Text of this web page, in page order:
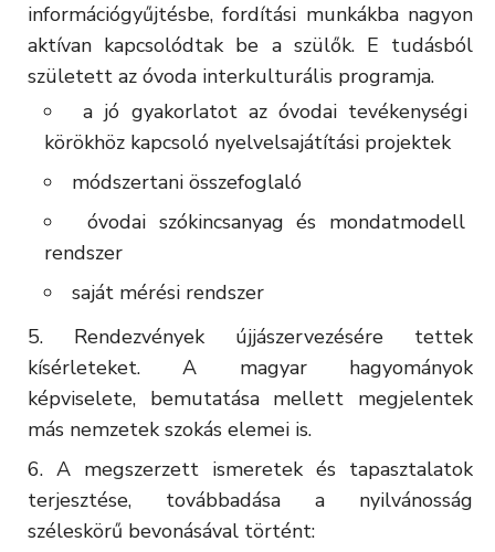
információgyűjtésbe, fordítási munkákba nagyon
aktívan kapcsolódtak be a szülők. E tudásból
született az óvoda interkulturális programja.
a jó gyakorlatot az óvodai tevékenységi
körökhöz kapcsoló nyelvelsajátítási projektek
módszertani összefoglaló
óvodai szókincsanyag és mondatmodell
rendszer
saját mérési rendszer
Rendezvények újjászervezésére tettek
kísérleteket. A magyar hagyományok
képviselete, bemutatása mellett megjelentek
más nemzetek szokás elemei is.
A megszerzett ismeretek és tapasztalatok
terjesztése, továbbadása a nyilvánosság
széleskörű bevonásával történt: